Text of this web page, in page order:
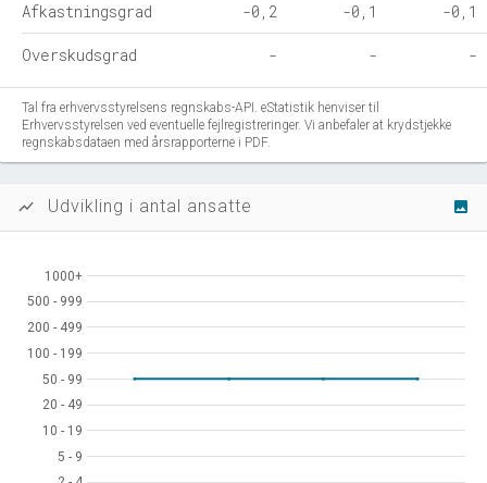
Afkastningsgrad -0,2 -0,1 -0,1
Overskudsgrad - - -
Tal fra erhvervsstyrelsens regnskabs-API. eStatistik henviser til
Erhvervsstyrelsen ved eventuelle fejlregistreringer. Vi anbefaler at krydstjekke
regnskabsdataen med årsrapporterne i PDF.
show_chart Udvikling i antal ansatte image
5 - 9
5 - 9
10 - 19
10 - 19
20 - 49
20 - 49
50 - 99
50 - 99
100 - 199
100 - 199
200 - 499
200 - 499
500 - 999
500 - 999
1000+
1000+